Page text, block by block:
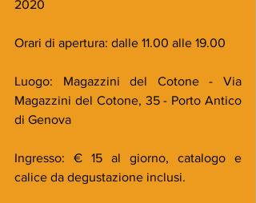
2020
Orari di apertura: dalle 11.00 alle 19.00
Luogo: Magazzini del Cotone - Via
Magazzini del Cotone, 35 - Porto Antico
di Genova
Ingresso: € 15 al giorno, catalogo e
calice da degustazione inclusi.